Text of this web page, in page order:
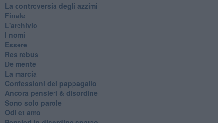
La controversia degli azzimi
Finale
L'archivio
I nomi
Essere
Res rebus
De mente
La marcia
Confessioni del pappagallo
Ancora pensieri & disordine
Sono solo parole
Odi et amo